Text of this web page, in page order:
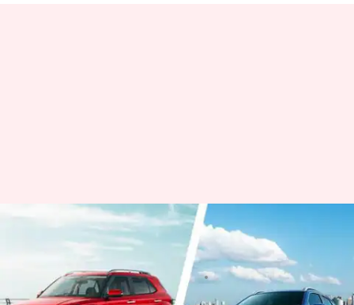
మారుతీ సుజుకి Fronx v/s
హ్యుందాయ్ VENUE, ఏది మంచిది
Nishkala Sathivada Jan 27, 2023 03:07 pm